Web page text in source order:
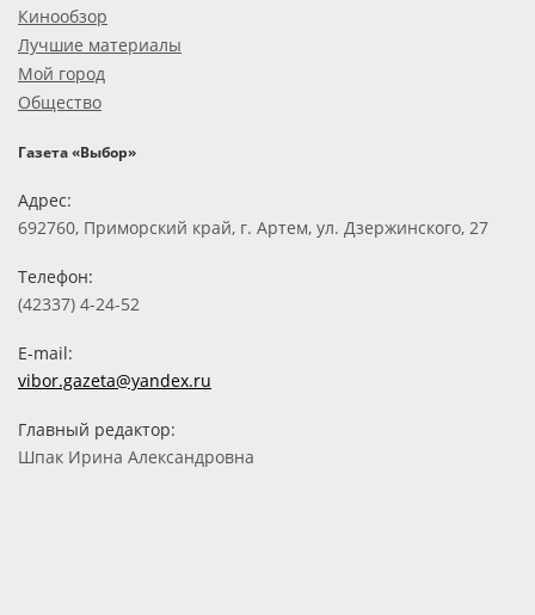
Кинообзор
Лучшие материалы
Мой город
Общество
Газета «Выбор»
Адрес:
692760, Приморский край, г. Артем, ул. Дзержинского, 27
Телефон:
(42337) 4-24-52
E-mail:
vibor.gazeta@yandex.ru
Главный редактор:
Шпак Ирина Александровна